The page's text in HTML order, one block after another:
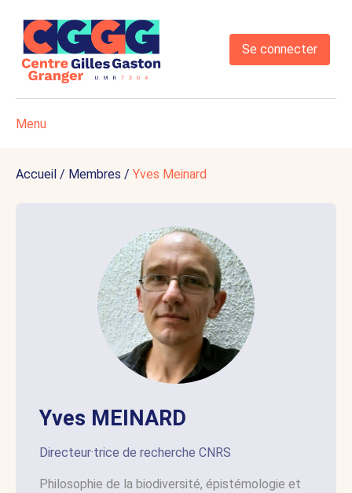
Se connecter
Menu
Accueil / Membres / Yves Meinard
Yves MEINARD
Directeur·trice de recherche CNRS
Philosophie de la biodiversité, épistémologie et